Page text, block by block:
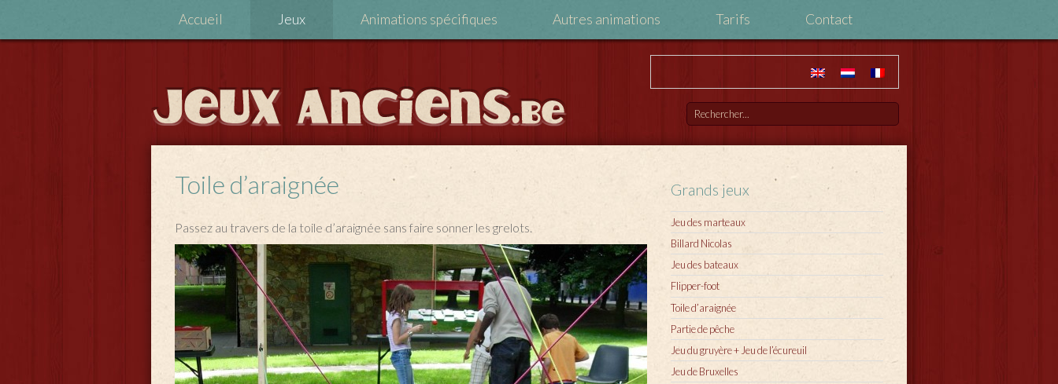
Accueil Jeux Animations spécifiques Autres animations Tarifs Contact
Toile d’araignée
Passez au travers de la toile d’araignée sans faire sonner les grelots.
Grands jeux
Jeu des marteaux
Billard Nicolas
Jeu des bateaux
Flipper-foot
Toile d’araignée
Partie de pêche
Jeu du gruyère + Jeu de l’écureuil
Jeu de Bruxelles